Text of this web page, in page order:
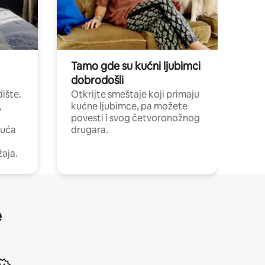
Tamo gde su kućni ljubimci
dobrodošli
Otkrijte smeštaje koji primaju
kućne ljubimce, pa možete
povesti i svog četvoronožnog
drugara.